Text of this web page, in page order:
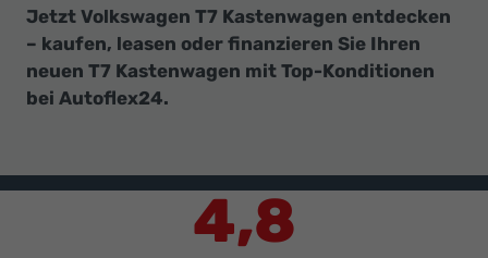
Jetzt Volkswagen T7 Kastenwagen entdecken
– kaufen, leasen oder finanzieren Sie Ihren
neuen T7 Kastenwagen mit Top-Konditionen
bei Autoflex24.
4,8